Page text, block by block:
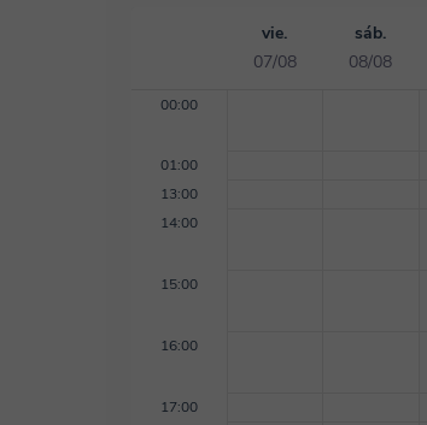
vie.
07/08
sáb.
08/08
00:00
01:00
13:00
14:00
15:00
16:00
17:00